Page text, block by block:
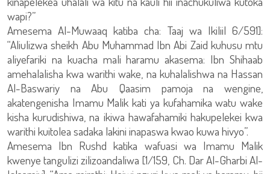
wapi?”
Amesema Al-Muwaaq katiba cha: Taaj wa Ikiliil 6/591]:
“Aliulizwa sheikh Abu Muhammad Ibn Abi Zaid kuhusu mtu
aliyefariki na kuacha mali haramu akasema: Ibn Shihaab
amehalalisha kwa warithi wake, na kuhalalishwa na Hassan
Al-Baswariy na Abu Qaasim pamoja na wengine,
akatengenisha Imamu Malik kati ya kufahamika watu wake
kisha kurudishiwa, na ikiwa hawafahamiki hakupelekei kwa
warithi kuitolea sadaka lakini inapaswa kwao kuwa hivyo”.
Amesema Ibn Rushd katika wafuasi wa Imamu Malik
kwenye tangulizi zilizoandaliwa [1/159, Ch. Dar Al-Gharbi Al-